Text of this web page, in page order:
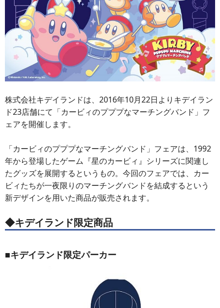
株式会社キデイランドは、2016年10月22日よりキデイラン
ド23店舗にて「カービィのプププなマーチングバンド」フ
ェアを開催します。
「カービィのプププなマーチングバンド」フェアは、1992
年から登場したゲーム『星のカービィ』シリーズに関連し
たグッズを展開するというもの。今回のフェアでは、カー
ビィたちが一夜限りのマーチングバンドを結成するという
新デザインを用いた商品が販売されます。
◆キデイランド限定商品
■キデイランド限定パーカー